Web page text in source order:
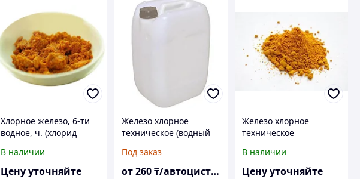
Хлорное железо, 6-ти
водное, ч. (хлорид
В наличии
Цену уточняйте
Железо хлорное
техническое (водный
Под заказ
от 260 ₸/автоцистерна
Железо хлорное
техническое
В наличии
Цену уточняйте